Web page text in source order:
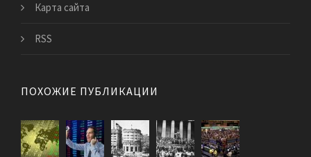
Карта сайта
RSS
ПОХОЖИЕ ПУБЛИКАЦИИ